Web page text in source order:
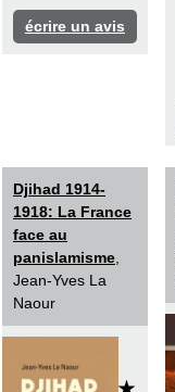
écrire un avis
Djihad 1914-
1918: La France
face au
panislamisme
Jean-Yves La
Naour